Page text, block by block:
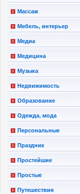
Массаж
Мебель, интерьер
Медиа
Медицина
Музыка
Недвижимость
Образование
Одежда, мода
Персональные
Праздник
Простейшие
Простые
Путешествия